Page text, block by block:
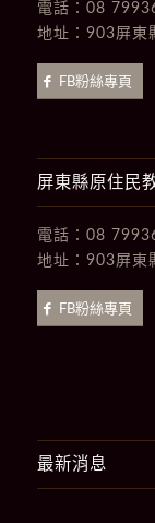
電話： 08
地址： 903屏東
FB粉絲專頁
屏東縣原住民
電話： 08
地址： 903屏東
FB粉絲專頁
最新消息